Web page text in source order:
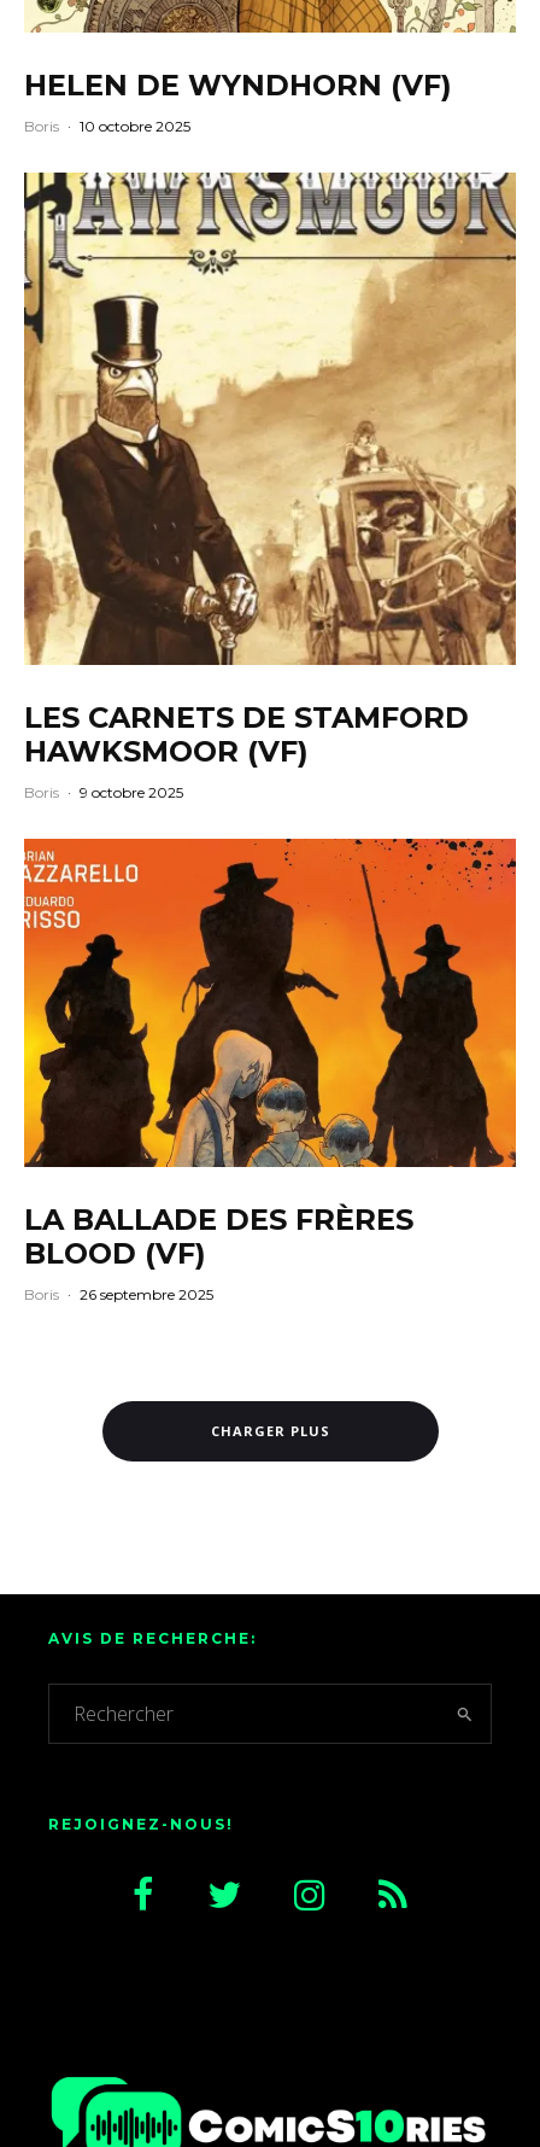
HELEN DE WYNDHORN (VF)
Boris · 10 octobre 2025
LES CARNETS DE STAMFORD
HAWKSMOOR (VF)
Boris · 9 octobre 2025
LA BALLADE DES FRÈRES
BLOOD (VF)
Boris · 26 septembre 2025
CHARGER PLUS
AVIS DE RECHERCHE:
REJOIGNEZ-NOUS!